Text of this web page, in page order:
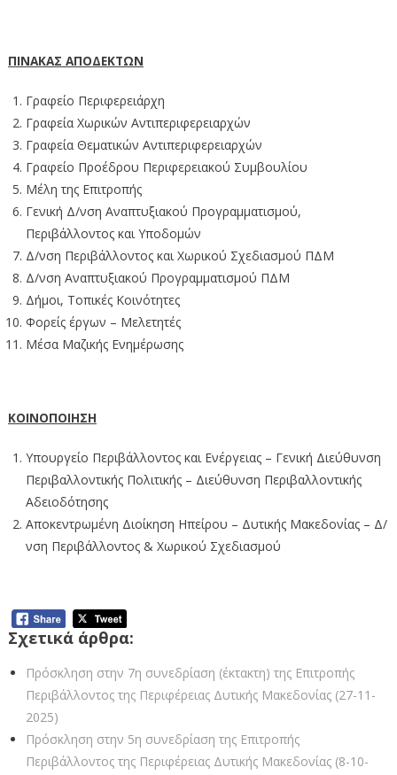
ΠΙΝΑΚΑΣ ΑΠΟΔΕΚΤΩΝ
Γραφείο Περιφερειάρχη
Γραφεία Χωρικών Αντιπεριφερειαρχών
Γραφεία Θεματικών Αντιπεριφερειαρχών
Γραφείο Προέδρου Περιφερειακού Συμβουλίου
Μέλη της Επιτροπής
Γενική Δ/νση Αναπτυξιακού Προγραμματισμού,
Περιβάλλοντος και Υποδομών
Δ/νση Περιβάλλοντος και Χωρικού Σχεδιασμού ΠΔΜ
Δ/νση Αναπτυξιακού Προγραμματισμού ΠΔΜ
Δήμοι, Τοπικές Κοινότητες
Φορείς έργων – Μελετητές
Μέσα Μαζικής Ενημέρωσης
ΚΟΙΝΟΠΟΙΗΣΗ
Υπουργείο Περιβάλλοντος και Ενέργειας – Γενική Διεύθυνση
Περιβαλλοντικής Πολιτικής – Διεύθυνση Περιβαλλοντικής
Αδειοδότησης
Αποκεντρωμένη Διοίκηση Ηπείρου – Δυτικής Μακεδονίας – Δ/
νση Περιβάλλοντος & Χωρικού Σχεδιασμού
Σχετικά άρθρα:
Πρόσκληση στην 7η συνεδρίαση (έκτακτη) της Επιτροπής
Περιβάλλοντος της Περιφέρειας Δυτικής Μακεδονίας (27-11-
2025)
Πρόσκληση στην 5η συνεδρίαση της Επιτροπής
Περιβάλλοντος της Περιφέρειας Δυτικής Μακεδονίας (8-10-